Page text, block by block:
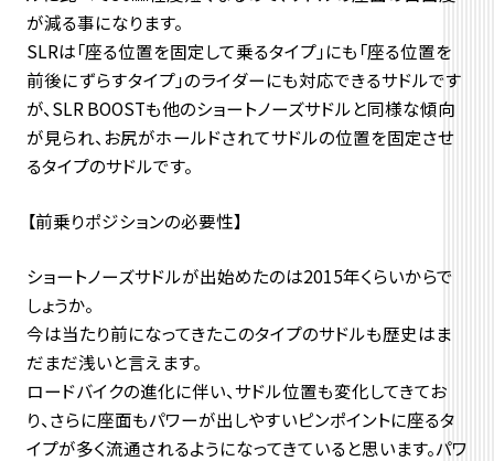
が減る事になります。
SLRは「座る位置を固定して乗るタイプ」にも「座る位置を
前後にずらすタイプ」のライダーにも対応できるサドルです
が、SLR BOOSTも他のショートノーズサドルと同様な傾向
が見られ、お尻がホールドされてサドルの位置を固定させ
るタイプのサドルです。
【前乗りポジションの必要性】
ショートノーズサドルが出始めたのは2015年くらいからで
しょうか。
今は当たり前になってきたこのタイプのサドルも歴史はま
だまだ浅いと言えます。
ロードバイクの進化に伴い、サドル位置も変化してきてお
り、さらに座面もパワーが出しやすいピンポイントに座るタ
イプが多く流通されるようになってきていると思います。パワ